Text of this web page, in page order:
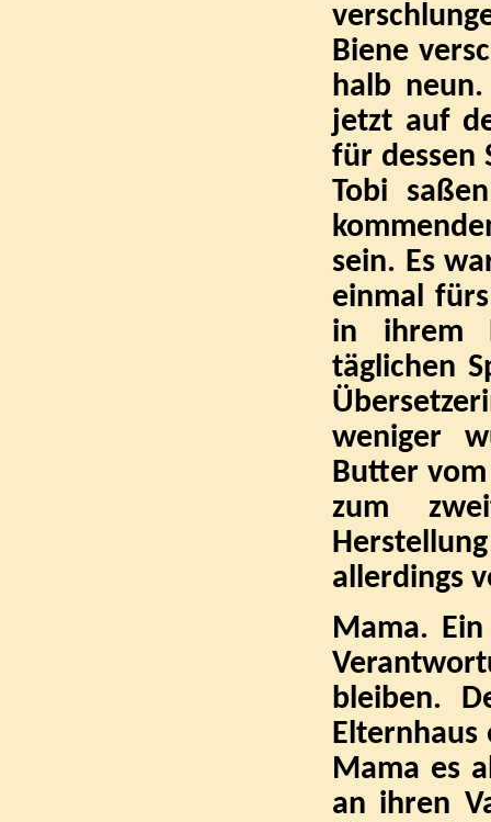
Biene
halb
jetzt auf
für dessen
Tobi
sein. Es
einmal
in ihrem
täglichen
weniger
Butter
zum
allerdings
Mama.
bleiben.
Mama es
an ihren